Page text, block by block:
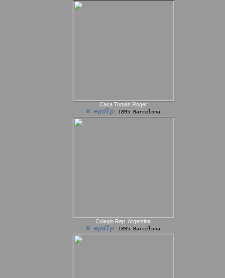
Casa Tomás Roger
© epdlp 1895 Barcelona
Colegio Rep. Argentina
© epdlp 1895 Barcelona